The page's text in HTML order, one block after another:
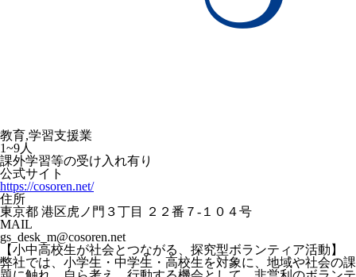
教育,学習支援業
1~9人
課外学習等の受け入れ有り
公式サイト
https://cosoren.net/
住所
東京都 港区虎ノ門３丁目 ２２番７-１０４号
MAIL
gs_desk_m@cosoren.net
【小中高校生が社会とつながる、探究型ボランティア活動】
弊社では、小学生・中学生・高校生を対象に、地域や社会の課